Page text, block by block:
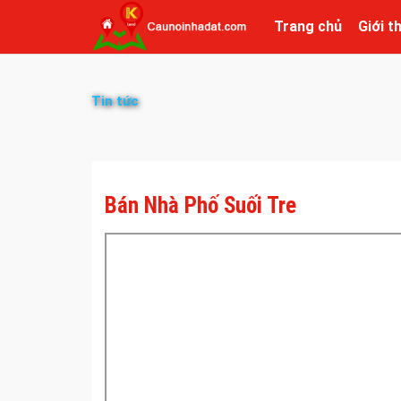
Trang chủ Giới
Tin tức
Bán Nhà Phố Suối Tre